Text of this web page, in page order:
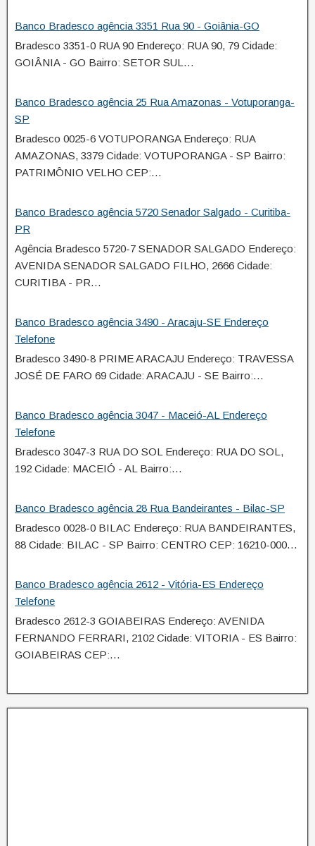
Banco Bradesco agência 3351 Rua 90 - Goiânia-GO
Bradesco 3351-0 RUA 90 Endereço: RUA 90, 79 Cidade:
GOIÂNIA - GO Bairro: SETOR SUL…
Banco Bradesco agência 25 Rua Amazonas - Votuporanga-
SP
Bradesco 0025-6 VOTUPORANGA Endereço: RUA
AMAZONAS, 3379 Cidade: VOTUPORANGA - SP Bairro:
PATRIMÔNIO VELHO CEP:…
Banco Bradesco agência 5720 Senador Salgado - Curitiba-
PR
Agência Bradesco 5720-7 SENADOR SALGADO Endereço:
AVENIDA SENADOR SALGADO FILHO, 2666 Cidade:
CURITIBA - PR…
Banco Bradesco agência 3490 - Aracaju-SE Endereço
Telefone
Bradesco 3490-8 PRIME ARACAJU Endereço: TRAVESSA
JOSÉ DE FARO 69 Cidade: ARACAJU - SE Bairro:…
Banco Bradesco agência 3047 - Maceió-AL Endereço
Telefone
Bradesco 3047-3 RUA DO SOL Endereço: RUA DO SOL,
192 Cidade: MACEIÓ - AL Bairro:…
Banco Bradesco agência 28 Rua Bandeirantes - Bilac-SP
Bradesco 0028-0 BILAC Endereço: RUA BANDEIRANTES,
88 Cidade: BILAC - SP Bairro: CENTRO CEP: 16210-000…
Banco Bradesco agência 2612 - Vitória-ES Endereço
Telefone
Bradesco 2612-3 GOIABEIRAS Endereço: AVENIDA
FERNANDO FERRARI, 2102 Cidade: VITORIA - ES Bairro:
GOIABEIRAS CEP:…